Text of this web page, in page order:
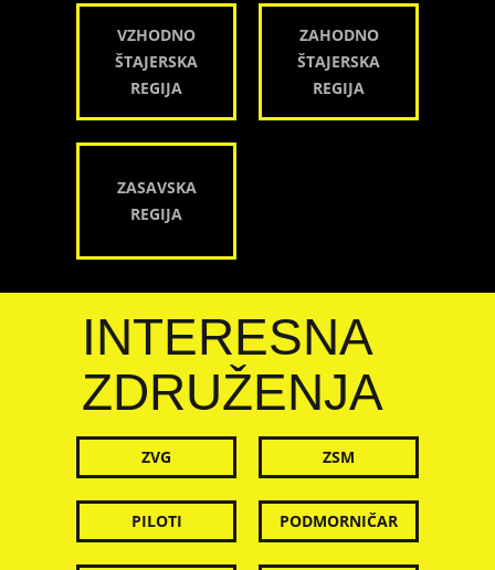
VZHODNO
ŠTAJERSKA
REGIJA
ZAHODNO
ŠTAJERSKA
REGIJA
ZASAVSKA
REGIJA
INTERESNA
ZDRUŽENJA
ZVG ZSM
PILOTI PODMORNIČAR